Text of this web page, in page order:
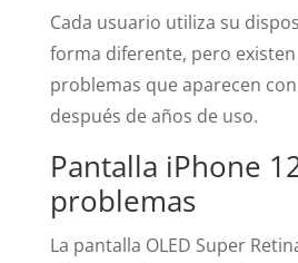
Cada usuario utiliza su
forma diferente, pero
problemas que aparecen
después de años de uso.
Pantalla iPhone
problemas
La pantalla OLED Super